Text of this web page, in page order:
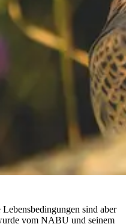
sind aber
vom NABU und seinem